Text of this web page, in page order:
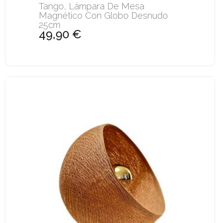
Tango, Lámpara De Mesa
Magnético Con Globo Desnudo
25cm
49,90 €